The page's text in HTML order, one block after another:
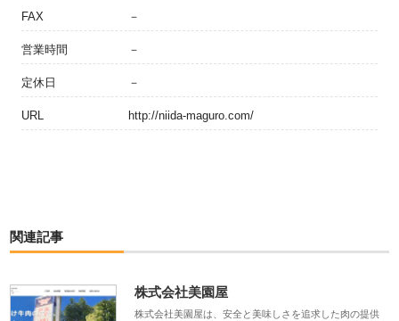
FAX －
営業時間 －
定休日 －
URL http://niida-maguro.com/
関連記事
株式会社美園屋
株式会社美園屋は、安全と美味しさを追求した肉の提供